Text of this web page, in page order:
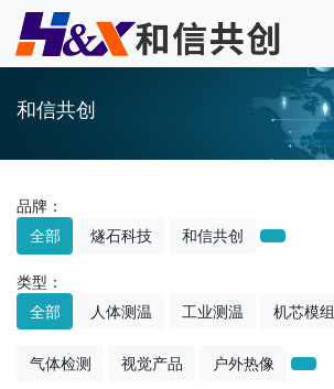
和信共创
品牌：
全部
燧石科技 和信共创
类型：
全部
人体测温 工业测温 机芯模组
气体检测 视觉产品 户外热像